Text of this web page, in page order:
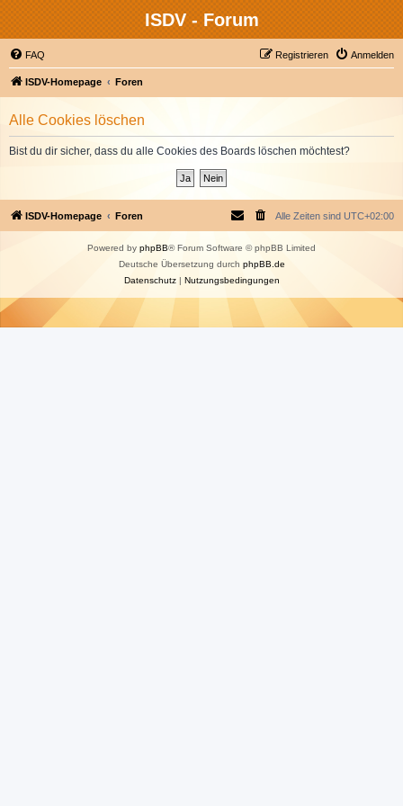
ISDV - Forum
FAQ Anmelden
Registrieren
ISDV-Homepage Foren
Alle Cookies löschen
Bist du dir sicher, dass du alle Cookies des Boards löschen möchtest?
ISDV-Homepage Foren Alle Zeiten sind UTC+02:00
Powered by phpBB® Forum Software © phpBB Limited
Deutsche Übersetzung durch phpBB.de
Datenschutz| Nutzungsbedingungen